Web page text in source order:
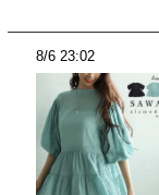
8/6 22:45